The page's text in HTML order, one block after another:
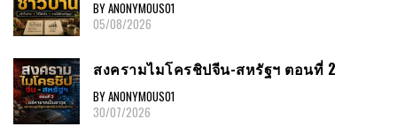
BY ANONYMOUS01
05/08/2026
สงครามไมโครชิปจีน-สหรัฐฯ ตอนที่ 2
BY ANONYMOUS01
30/07/2026